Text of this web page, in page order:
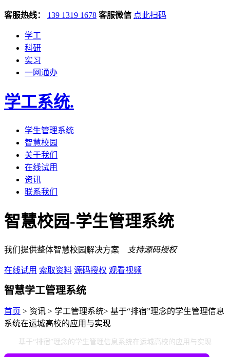
客服热线： 139 1319 1678 客服微信 点此扫码
学工
科研
实习
一网通办
学工系统.
学生管理系统
智慧校园
关于我们
在线试用
资讯
联系我们
智慧校园-学生管理系统
我们提供整体智慧校园解决方案 支持源码授权
在线试用 索取资料 源码授权 观看视频
智慧学工管理系统
首页 > 资讯 > 学工管理系统> 基于“排宿”理念的学生管理信息
系统在运城高校的应用与实现
基于“排宿”理念的学生管理信息系统在运城高校的应用与实现